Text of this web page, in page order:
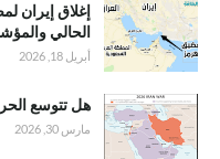
إغلاق إيران
الحالي
أبريل 18, 2026
هل تتوسع
مارس 30, 2026